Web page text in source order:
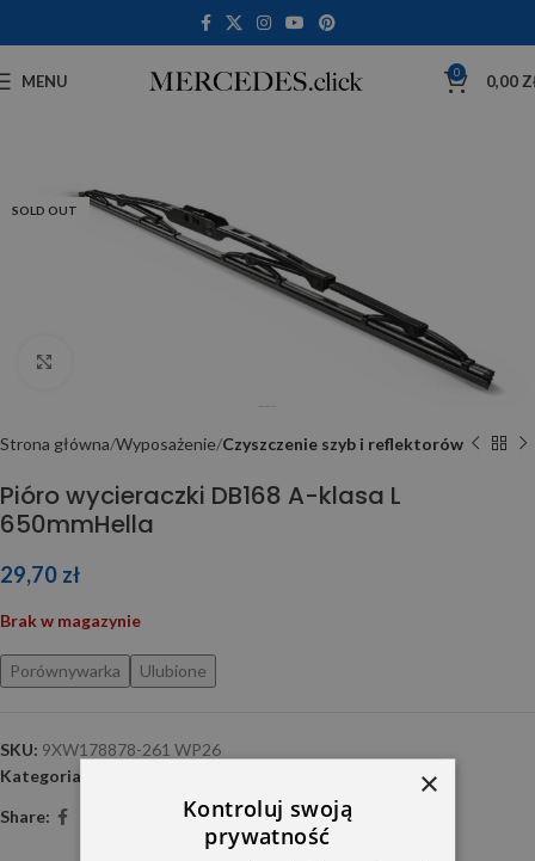
MENU 0 0,00
SOLD OUT
Strona główna Wyposażenie Czyszczenie szyb i reflektorów
Pióro wycieraczki DB168 A-klasa L
650mmHella
29,70 zł
Brak w magazynie
Porównywarka Ulubione
SKU: 9XW178878-261 WP26
Kategoria:
Share:
×
Kontroluj swoją
prywatność